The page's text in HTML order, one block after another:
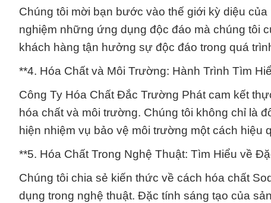
Chúng tôi mời bạn bước vào thế giới kỳ diệu
nghiệm những ứng dụng độc đáo mà chúng tôi
khách hàng tận hưởng sự độc đáo trong quá
**4. Hóa Chất và Môi Trường: Hành Trình Tìm
Công Ty Hóa Chất Đắc Trường Phát cam kết
hóa chất và môi trường. Chúng tôi không chỉ là
hiện nhiệm vụ bảo vệ môi trường một cách hiệu
**5. Hóa Chất Trong Nghệ Thuật: Tìm Hiểu về
Chúng tôi chia sẻ kiến thức về cách hóa chất
dụng trong nghệ thuật. Đặc tính sáng tạo của